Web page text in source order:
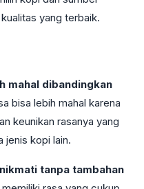
yang terbaik.
mahal dibandingkan
bisa lebih mahal karena
keunikan rasanya yang
jenis kopi lain.
tanpa tambahan